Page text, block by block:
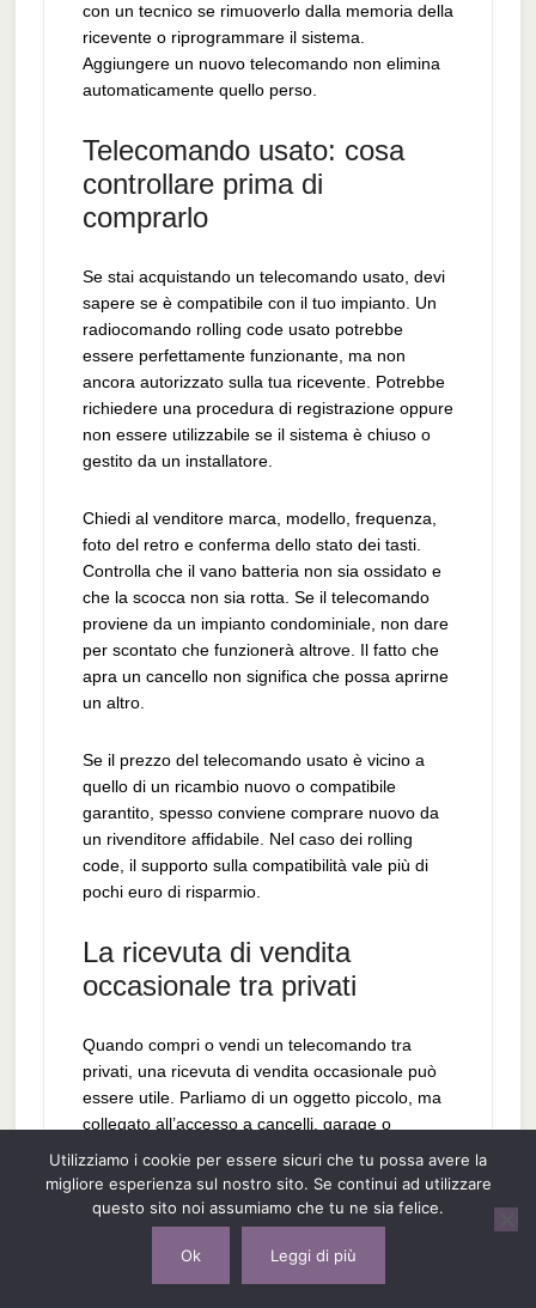
con un tecnico se rimuoverlo dalla memoria della
ricevente o riprogrammare il sistema.
Aggiungere un nuovo telecomando non elimina
automaticamente quello perso.
Telecomando usato: cosa
controllare prima di
comprarlo
Se stai acquistando un telecomando usato, devi
sapere se è compatibile con il tuo impianto. Un
radiocomando rolling code usato potrebbe
essere perfettamente funzionante, ma non
ancora autorizzato sulla tua ricevente. Potrebbe
richiedere una procedura di registrazione oppure
non essere utilizzabile se il sistema è chiuso o
gestito da un installatore.
Chiedi al venditore marca, modello, frequenza,
foto del retro e conferma dello stato dei tasti.
Controlla che il vano batteria non sia ossidato e
che la scocca non sia rotta. Se il telecomando
proviene da un impianto condominiale, non dare
per scontato che funzionerà altrove. Il fatto che
apra un cancello non significa che possa aprirne
un altro.
Se il prezzo del telecomando usato è vicino a
quello di un ricambio nuovo o compatibile
garantito, spesso conviene comprare nuovo da
un rivenditore affidabile. Nel caso dei rolling
code, il supporto sulla compatibilità vale più di
pochi euro di risparmio.
La ricevuta di vendita
occasionale tra privati
Quando compri o vendi un telecomando tra
privati, una ricevuta di vendita occasionale può
essere utile. Parliamo di un oggetto piccolo, ma
collegato all’accesso a cancelli, garage o
proprietà. Documentare il passaggio aiuta a
chiarire cosa è stato venduto, a quale prezzo e
in quali condizioni.
La ricevuta dovrebbe indicare nome e cognome
di venditore e acquirente, data, prezzo, marca,
Utilizziamo i cookie per essere sicuri che tu possa avere la
migliore esperienza sul nostro sito. Se continui ad utilizzare
questo sito noi assumiamo che tu ne sia felice.
Ok Leggi di più